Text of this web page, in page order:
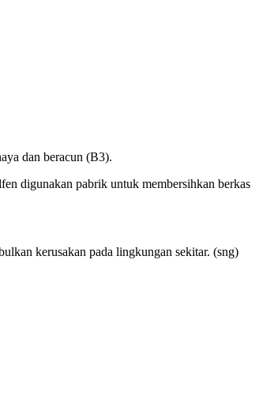
dan beracun (B3).
digunakan pabrik untuk membersihkan berkas
kerusakan pada lingkungan sekitar. (sng)